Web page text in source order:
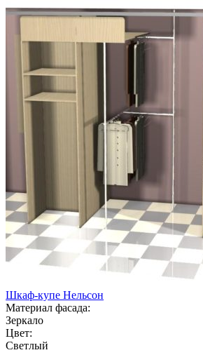
Шкаф-купе Нельсон
Материал фасада:
Зеркало
Цвет:
Светлый